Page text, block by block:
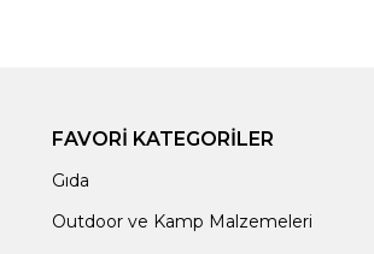
FAVORİ KATEGORİLER
Gıda
Outdoor ve Kamp Malzemeleri